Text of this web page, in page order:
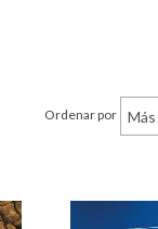
Ordenar por